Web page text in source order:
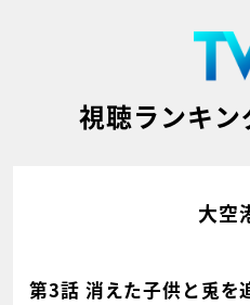
視聴ランキン
大空
第3話 消えた子供と兎を